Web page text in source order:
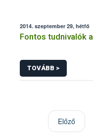
2014. szeptember 29, hétfő
Fontos tudnivalók
TOVÁBB >
Előző